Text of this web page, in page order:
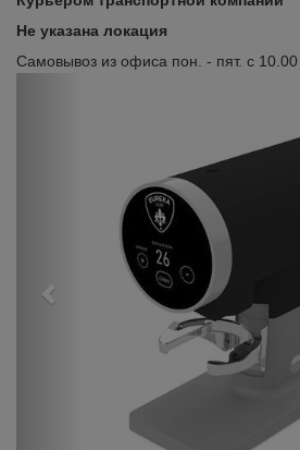
Не указана локация
Самовывоз из офиса пон. - пят. с